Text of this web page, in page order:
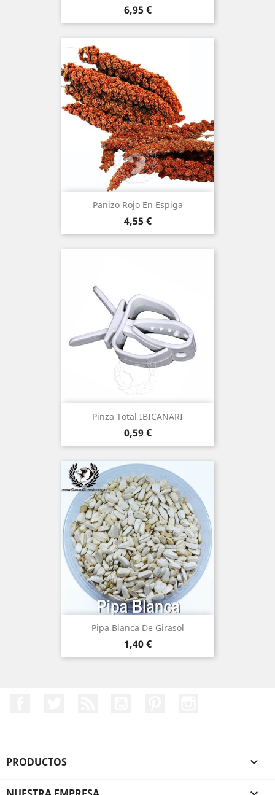
Precio
6,95 €
Panizo Rojo En Espiga
Precio
4,55 €
Pinza Total IBICANARI
Precio
0,59 €
Pipa Blanca De Girasol
Precio
1,40 €
PRODUCTOS 